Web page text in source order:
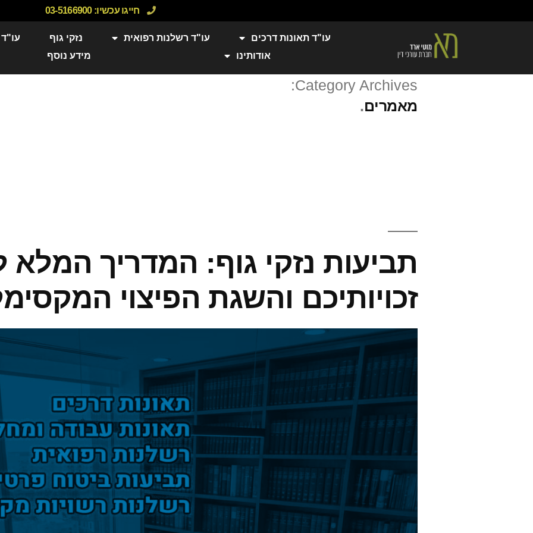
חייגו עכשיו:03-5166900
עו"ד תאונות דרכים עו"ד רשלנות רפואית נזקי גוף
אודותינו
מידע נוסף
Category Archives:
מאמרים
תביעות נזקי גוף: המדריך המלא
זכויותיכם והשגת הפיצוי